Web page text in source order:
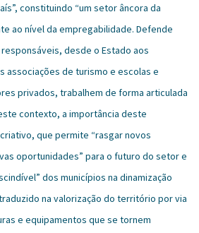
constituindo “um setor âncora da
ao nível da empregabilidade. Defende
desde o Estado aos
associações de turismo e escolas e
privados, trabalhem de forma articulada
contexto, a importância deste
que permite “rasgar novos
oportunidades” para o futuro do setor e
dos municípios na dinamização
na valorização do território por via
e equipamentos que se tornem